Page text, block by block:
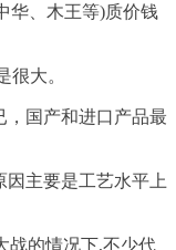
华、木王等)质价钱
大。
国产和进口产品最
主要是工艺水平上
战的情况下,不少代